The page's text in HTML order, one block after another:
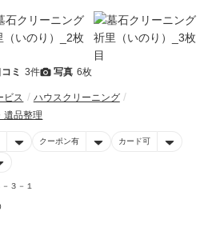
ミ 3件 写真 6枚
ビス
ハウスクリーニング
遺品整理
クーポン有 カード可
３－１